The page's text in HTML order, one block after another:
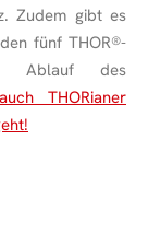
Zudem gibt es
fünf THOR®-
Ablauf des
THORianer